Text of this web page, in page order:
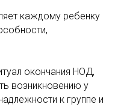
каждому ребенку
окончания НОД,
возникновению у
к группе и